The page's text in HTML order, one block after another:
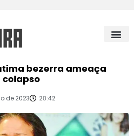
bezerra ameaça
de 2023 20:42